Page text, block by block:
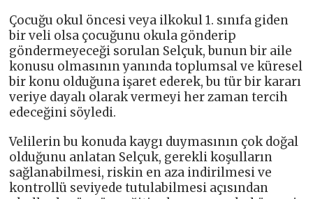
Çocuğu okul öncesi veya ilkokul 1. sınıfa giden
bir veli olsa çocuğunu okula gönderip
göndermeyeceği sorulan Selçuk, bunun bir aile
konusu olmasının yanında toplumsal ve küresel
bir konu olduğuna işaret ederek, bu tür bir kararı
veriye dayalı olarak vermeyi her zaman tercih
edeceğini söyledi.
Velilerin bu konuda kaygı duymasının çok doğal
olduğunu anlatan Selçuk, gerekli koşulların
sağlanabilmesi, riskin en aza indirilmesi ve
kontrollü seviyede tutulabilmesi açısından